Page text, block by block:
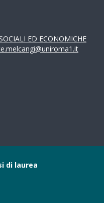
ED ECONOMICHE
di laurea